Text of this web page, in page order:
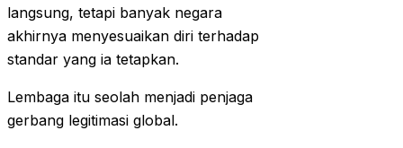
langsung, tetapi banyak negara
akhirnya menyesuaikan diri terhadap
standar yang ia tetapkan.
Lembaga itu seolah menjadi penjaga
gerbang legitimasi global.